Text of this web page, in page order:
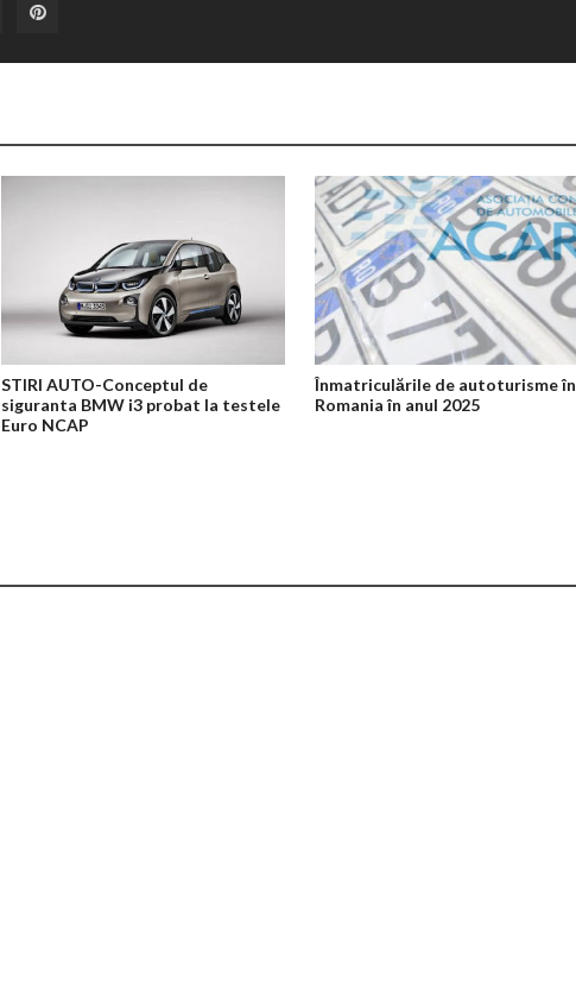
STIRI AUTO-Conceptul de
siguranta BMW i3 probat la testele
Euro NCAP
Înmatriculările de autoturisme în
Romania în anul 2025